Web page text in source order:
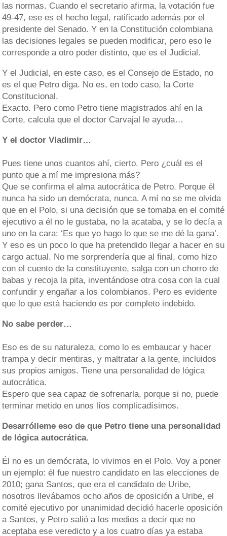
las normas. Cuando el secretario afirma, la votación fue
49-47, ese es el hecho legal, ratificado además por el
presidente del Senado. Y en la Constitución colombiana
las decisiones legales se pueden modificar, pero eso le
corresponde a otro poder distinto, que es el Judicial.
Y el Judicial, en este caso, es el Consejo de Estado, no
es el que Petro diga. No es, en todo caso, la Corte
Constitucional.
Exacto. Pero como Petro tiene magistrados ahí en la
Corte, calcula que el doctor Carvajal le ayuda…
Y el doctor Vladimir…
Pues tiene unos cuantos ahí, cierto. Pero ¿cuál es el
punto que a mí me impresiona más?
Que se confirma el alma autocrática de Petro. Porque él
nunca ha sido un demócrata, nunca. A mí no se me olvida
que en el Polo, si una decisión que se tomaba en el comité
ejecutivo a él no le gustaba, no la acataba, y se lo decía a
uno en la cara: ‘Es que yo hago lo que se me dé la gana’.
Y eso es un poco lo que ha pretendido llegar a hacer en su
cargo actual. No me sorprendería que al final, como hizo
con el cuento de la constituyente, salga con un chorro de
babas y recoja la pita, inventándose otra cosa con la cual
confundir y engañar a los colombianos. Pero es evidente
que lo que está haciendo es por completo indebido.
No sabe perder…
Eso es de su naturaleza, como lo es embaucar y hacer
trampa y decir mentiras, y maltratar a la gente, incluidos
sus propios amigos. Tiene una personalidad de lógica
autocrática.
Espero que sea capaz de sofrenarla, porque si no, puede
terminar metido en unos líos complicadísimos.
Desarrólleme eso de que Petro tiene una personalidad
de lógica autocrática.
Él no es un demócrata, lo vivimos en el Polo. Voy a poner
un ejemplo: él fue nuestro candidato en las elecciones de
2010; gana Santos, que era el candidato de Uribe,
nosotros llevábamos ocho años de oposición a Uribe, el
comité ejecutivo por unanimidad decidió hacerle oposición
a Santos, y Petro salió a los medios a decir que no
aceptaba ese veredicto y a los cuatro días ya estaba